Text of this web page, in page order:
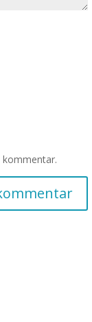
kommentar.